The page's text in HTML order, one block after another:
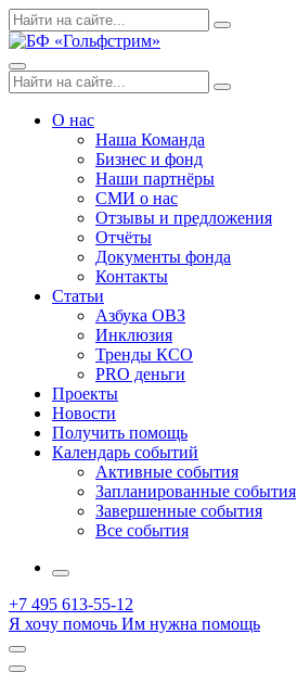
Skip
to
Поиск
по:
Search
Menu
Поиск
по:
Search
О нас
Наша Команда
Бизнес и фонд
Наши партнёры
СМИ о нас
Отзывы и предложения
Отчёты
Документы фонда
Контакты
Статьи
Азбука ОВЗ
Инклюзия
Тренды КСО
PRO деньги
Проекты
Новости
Получить помощь
Календарь событий
Активные события
Запланированные события
Завершенные события
Все события
More
+7 495 613-55-12
Я хочу помочь Им нужна помощь
Открыть
поиск
Профиль